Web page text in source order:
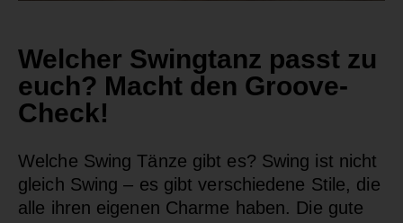
Welcher Swingtanz passt zu
euch? Macht den Groove-
Check!
Welche Swing Tänze gibt es? Swing ist nicht
gleich Swing – es gibt verschiedene Stile, die
alle ihren eigenen Charme haben. Die gute